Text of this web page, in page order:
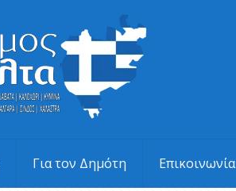
Για τον Δημότη Επικοινωνία